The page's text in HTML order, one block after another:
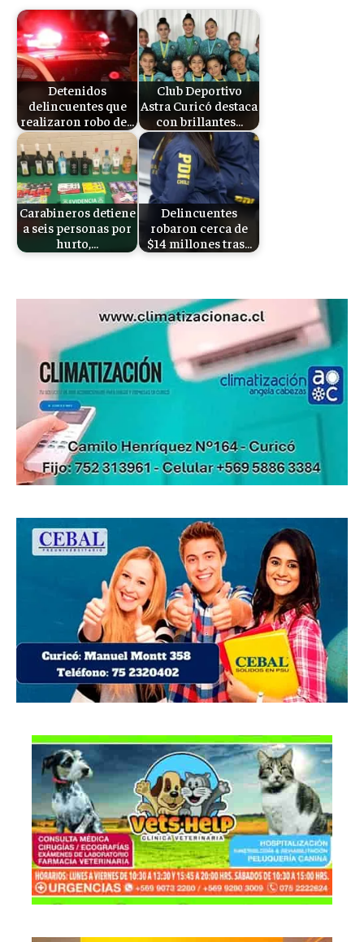
Detenidos
delincuentes que
realizaron robo de…
Club Deportivo
Astra Curicó destaca
con brillantes…
Carabineros detiene
a seis personas por
hurto,…
Delincuentes
robaron cerca de
$14 millones tras…